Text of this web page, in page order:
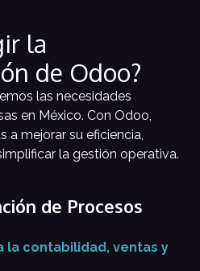
la
de Odoo?
las necesidades
en México. Con Odoo,
a mejorar su eficiencia,
la gestión operativa.
de Procesos
la contabilidad, ventas y